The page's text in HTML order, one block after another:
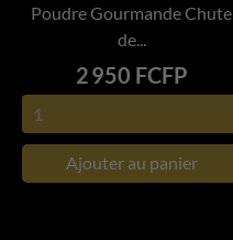
Poudre Gourmande Chute
de...
Prix
2 950 FCFP
Ajouter au panier